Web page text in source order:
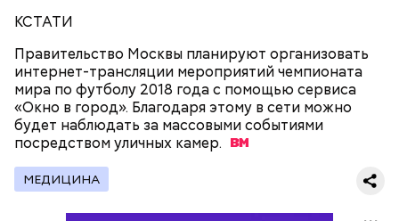
КСТАТИ
Правительство Москвы планируют организовать
интернет-трансляции мероприятий чемпионата
мира по футболу 2018 года с помощью сервиса
«Окно в город». Благодаря этому в сети можно
будет наблюдать за массовыми событиями
посредством уличных камер.
МЕДИЦИНА
Синоптики рассказали, когда в Москве
прекратится снегопад